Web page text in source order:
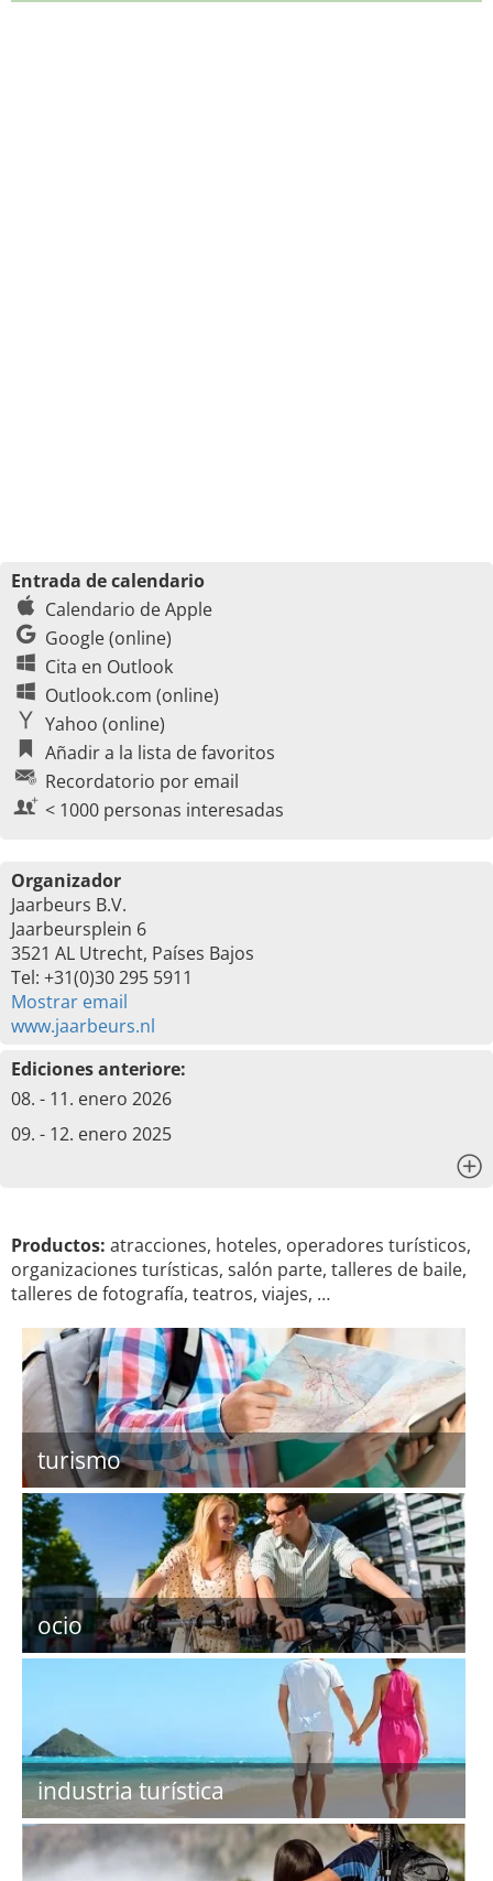
Entrada de calendario
Calendario de Apple
Google (online)
Cita en Outlook
Outlook.com (online)
Yahoo (online)
Añadir a la lista de favoritos
Recordatorio por email
< 1000 personas interesadas
Organizador
Jaarbeurs B.V.
Jaarbeursplein 6
3521 AL Utrecht, Países Bajos
Tel: +31(0)30 295 5911
Mostrar email
www.jaarbeurs.nl
Ediciones anteriore:
08. - 11. enero 2026
09. - 12. enero 2025
Productos: atracciones, hoteles, operadores turísticos,
organizaciones turísticas, salón parte, talleres de baile,
talleres de fotografía, teatros, viajes, …
turismo
ocio
industria turística